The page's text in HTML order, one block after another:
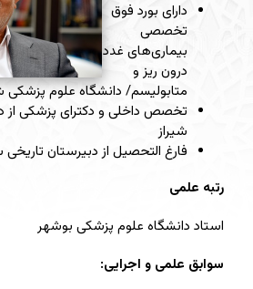
دارای بورد فوق
تخصصی
بیماری‌های غدد
درون ریز و
متابولیسم/ دانشگاه علوم
تخصص داخلی و دکترای پزشکی از
شیراز
فارغ التحصیل از دبیرستان
رتبه علمی
استاد دانشگاه علوم پزشکی بوشهر
سوابق علمی و اجرایی: